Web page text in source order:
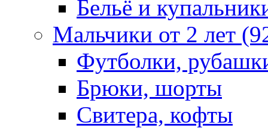
Бельё и
Мальчики от 2 лет
Футболки,
Брюки, шорты
Свитера, кофты